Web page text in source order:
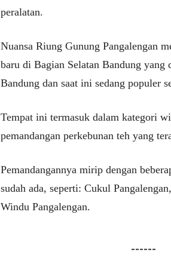
peralatan.
Nuansa Riung Gunung Pangalengan
baru di Bagian Selatan Bandung yang
Bandung dan saat ini sedang populer
Tempat ini termasuk dalam kategori
pemandangan perkebunan teh yang
Pemandangannya mirip dengan
sudah ada, seperti: Cukul
Windu Pangalengan.
------